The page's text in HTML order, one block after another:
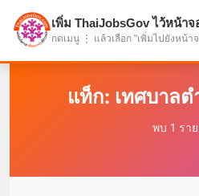
แบ่งปันโอกาส เพื่ออนาคตที่ก้
แท็ก: เทศบาลต
พบ 1 รา
เพิ่ม ThaiJobsGov ไว้หน้าจ
กดเมนู ⋮ แล้วเลือก "เพิ่มไปยังหน้า